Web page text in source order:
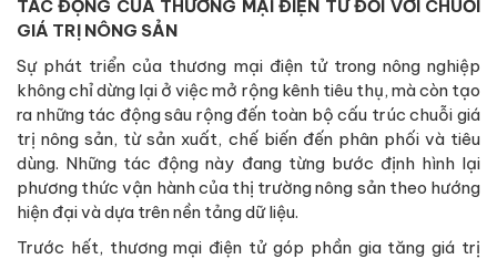
TÁC ĐỘNG CỦA THƯƠNG MẠI ĐIỆN TỬ ĐỐI VỚI CHUỖI
GIÁ TRỊ NÔNG SẢN
Sự phát triển của thương mại điện tử trong nông nghiệp
không chỉ dừng lại ở việc mở rộng kênh tiêu thụ, mà còn tạo
ra những tác động sâu rộng đến toàn bộ cấu trúc chuỗi giá
trị nông sản, từ sản xuất, chế biến đến phân phối và tiêu
dùng. Những tác động này đang từng bước định hình lại
phương thức vận hành của thị trường nông sản theo hướng
hiện đại và dựa trên nền tảng dữ liệu.
Trước hết, thương mại điện tử góp phần gia tăng giá trị